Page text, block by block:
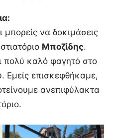
να δοκιμάσεις
Μποζίδης.
πολύ καλό φαγητό στο
Εμείς επισκεφθήκαμε,
ανεπιφύλακτα